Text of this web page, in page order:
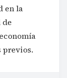
en la
previos.